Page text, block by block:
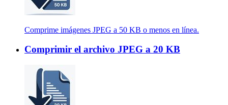
Comprime imágenes JPEG a 50 KB o menos en línea.
Comprimir el archivo JPEG a 20 KB